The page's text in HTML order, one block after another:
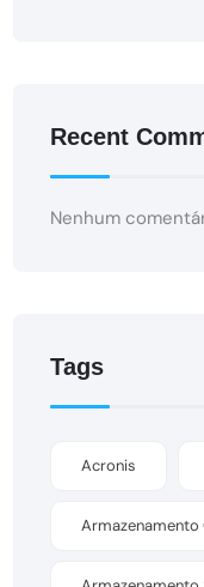
Recent
Nenhum
Tags
Acronis